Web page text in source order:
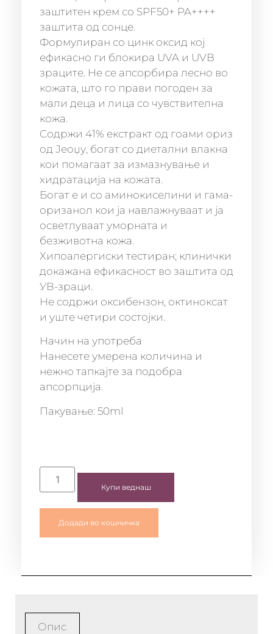
заштитен крем со SPF50+ PA++++
заштита од сонце.
Формулиран со цинк оксид кој
ефикасно ги блокира UVA и UVB
зраците. Не се апсорбира лесно во
кожата, што го прави погоден за
мали деца и лица со чувствителна
кожа.
Содржи 41% екстракт од гоами ориз
од Јеоџу, богат со диетални влакна
кои помагаат за измазнување и
хидратација на кожата.
Богат е и со аминокиселини и гама-
оризанол кои ја навлажнуваат и ја
осветлуваат уморната и
безживотна кожа.
Хипоалергиски тестиран; клинички
докажана ефикасност во заштита од
УВ-зраци.
Не содржи оксибензон, октиноксат
и уште четири состојки.
Начин на употреба
Нанесете умерена количина и
нежно тапкајте за подобра
апсорпција.
Пакување: 50ml
Купи веднаш
Додади во кошничка
Опис